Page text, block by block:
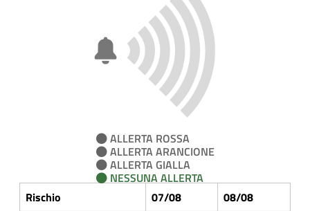
ALLERTA ROSSA
ALLERTA ARANCIONE
ALLERTA GIALLA
NESSUNA ALLERTA
Rischio
07/08
08/08